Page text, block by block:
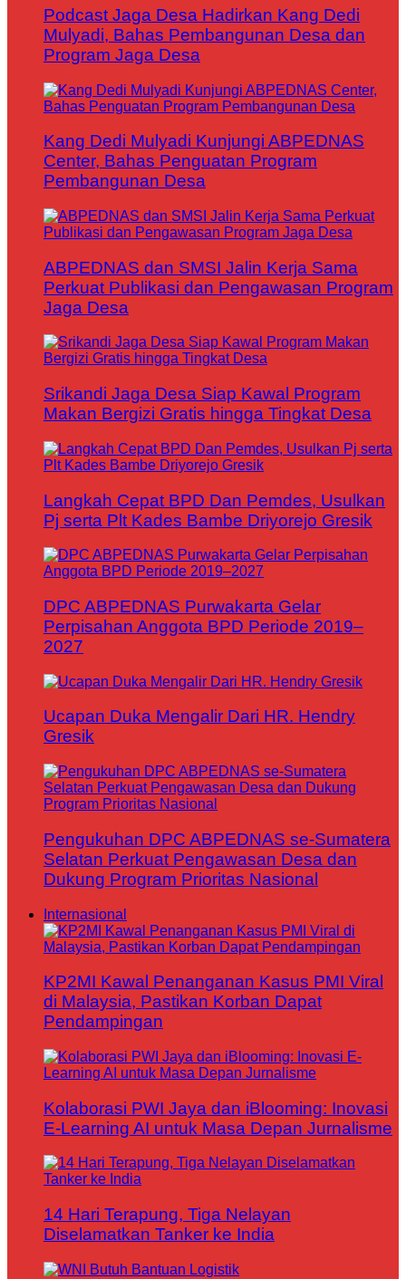
Podcast Jaga Desa Hadirkan Kang Dedi
Mulyadi, Bahas Pembangunan Desa dan
Program Jaga Desa
Kang Dedi Mulyadi Kunjungi ABPEDNAS
Center, Bahas Penguatan Program
Pembangunan Desa
ABPEDNAS dan SMSI Jalin Kerja Sama
Perkuat Publikasi dan Pengawasan Program
Jaga Desa
Srikandi Jaga Desa Siap Kawal Program
Makan Bergizi Gratis hingga Tingkat Desa
Langkah Cepat BPD Dan Pemdes, Usulkan
Pj serta Plt Kades Bambe Driyorejo Gresik
DPC ABPEDNAS Purwakarta Gelar
Perpisahan Anggota BPD Periode 2019–
2027
Ucapan Duka Mengalir Dari HR. Hendry
Gresik
Pengukuhan DPC ABPEDNAS se-Sumatera
Selatan Perkuat Pengawasan Desa dan
Dukung Program Prioritas Nasional
Internasional
KP2MI Kawal Penanganan Kasus PMI Viral
di Malaysia, Pastikan Korban Dapat
Pendampingan
Kolaborasi PWI Jaya dan iBlooming: Inovasi
E-Learning AI untuk Masa Depan Jurnalisme
14 Hari Terapung, Tiga Nelayan
Diselamatkan Tanker ke India